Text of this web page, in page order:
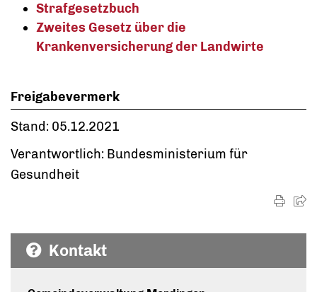
Strafgesetzbuch
Zweites Gesetz über die
Krankenversicherung der Landwirte
Freigabevermerk
Stand: 05.12.2021
Verantwortlich: Bundesministerium für
Gesundheit
Kontakt